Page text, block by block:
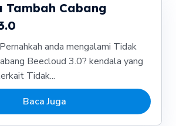
Tambah Cabang
anda mengalami Tidak
Beecloud 3.0? kendala yang
Tidak...
Baca Juga